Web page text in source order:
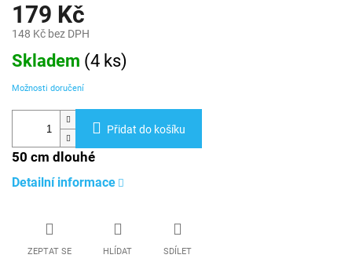
179 Kč
148 Kč bez DPH
Měrná
cena:
Skladem (4 ks)
Možnosti doručení
Přidat do košíku
50 cm dlouhé
Detailní informace
ZEPTAT SE HLÍDAT SDÍLET